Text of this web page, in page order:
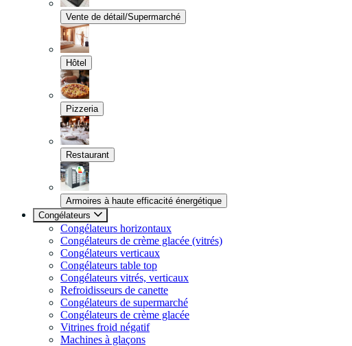
Vente de détail/Supermarché
Hôtel
Pizzeria
Restaurant
Armoires à haute efficacité énergétique
Congélateurs
Congélateurs horizontaux
Congélateurs de crème glacée (vitrés)
Congélateurs verticaux
Congélateurs table top
Congélateurs vitrés, verticaux
Refroidisseurs de canette
Congélateurs de supermarché
Congélateurs de crème glacée
Vitrines froid négatif
Machines à glaçons